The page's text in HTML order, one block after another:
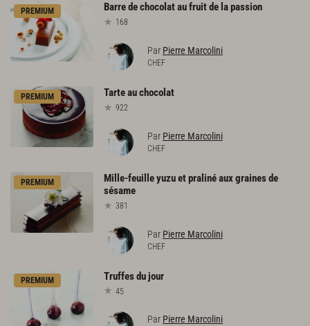
PREMIUM Barredechocolataufruitde lapassion
168
Par Pierre Marcolini
CHEF
PREMIUM Tarteauchocolat
922
Par Pierre Marcolini
CHEF
PREMIUM Mille-feuilleyuzuetpralinéauxgrainesde
sésame
381
Par Pierre Marcolini
CHEF
PREMIUM Truffesdujour
45
Par Pierre Marcolini